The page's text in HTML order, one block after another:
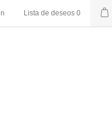
Lista de deseos 0